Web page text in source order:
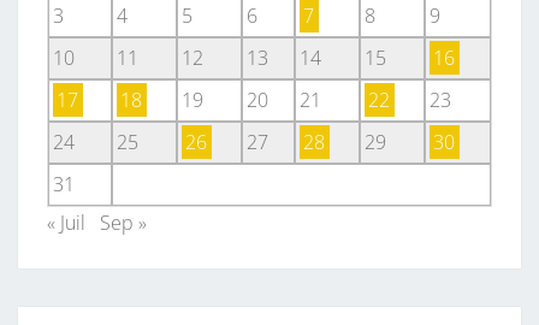
3
4 5 6 7 8
9
10
11 12 13 14 15
16
17
18 19 20 21 22
23
24
25 26 27 28 29
30
31
« Juil
Sep »